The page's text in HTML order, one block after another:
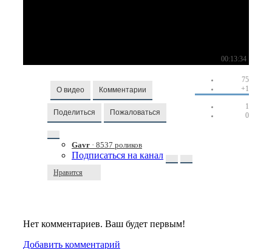
00:13:34
О видео Комментарии
Поделиться Пожаловаться
Gavr · 8537 роликов
Подписаться на канал
Нравится
75
+1
1
0
Нет комментариев. Ваш будет первым!
Добавить комментарий